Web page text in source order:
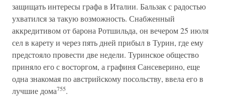
защищать интересы графа в Италии. Бальзак с радостью
ухватился за такую возможность. Снабженный
аккредитивом от барона Ротшильда, он вечером 25 июля
сел в карету и через пять дней прибыл в Турин, где ему
предстояло провести две недели. Туринское общество
приняло его с восторгом, а графиня Сансеверино, еще
одна знакомая по австрийскому посольству, ввела его в
лучшие дома755.